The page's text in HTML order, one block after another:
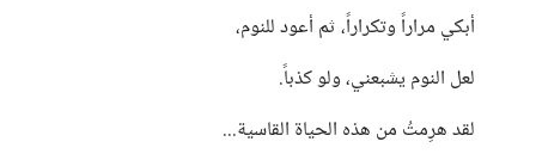
أبكي مراراً وتكراراً، ثم أعود للنوم،
لعل النوم يشبعني، ولو كذباً.
لقد هرِمتُ من هذه الحياة القاسية...